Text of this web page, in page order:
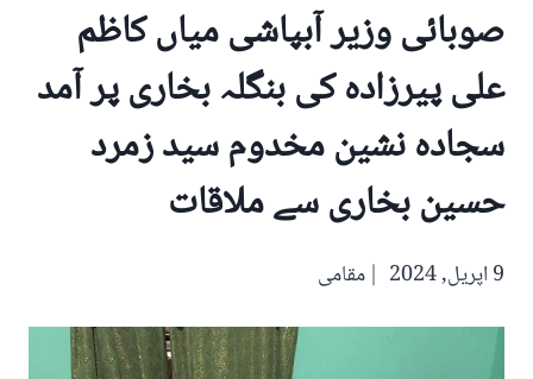
صوبائی وزیر آبپاشی میاں کاظم
علی پیرزادہ کی بنگلہ بخاری پر آمد
سجادہ نشین مخدوم سید زمرد
حسین بخاری سے ملاقات
9 اپریل, 2024 مقامی